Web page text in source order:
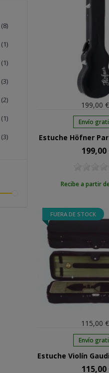
(8)
(1)
(1)
(3)
(2)
(1)
(3)
199,00 €
Envío
Estuche Höfner
Precio
199,00
Recibe a partir
FUERA DE STOCK
115,00 €
Envío
Precio
115,00